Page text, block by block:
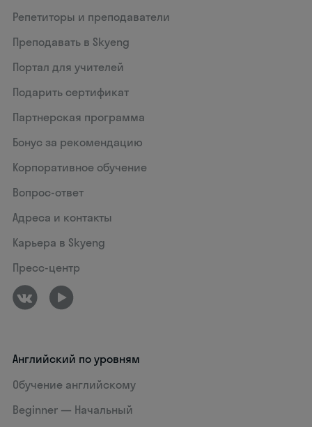
Репетиторы и преподаватели
Преподавать в Skyeng
Портал для учителей
Подарить сертификат
Партнерская программа
Бонус за рекомендацию
Корпоративное обучение
Вопрос-ответ
Адреса и контакты
Карьера в Skyeng
Пресс-центр
Английский по уровням
Обучение английскому
Beginner — Начальный